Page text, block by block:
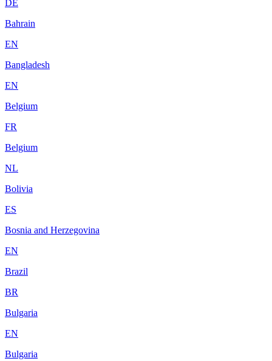
DE
Bahrain
EN
Bangladesh
EN
Belgium
FR
Belgium
NL
Bolivia
ES
Bosnia and Herzegovina
EN
Brazil
BR
Bulgaria
EN
Bulgaria